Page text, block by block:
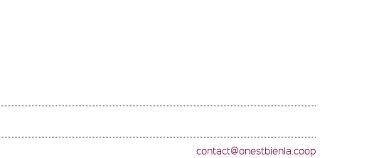
contact@onestbienla.coop